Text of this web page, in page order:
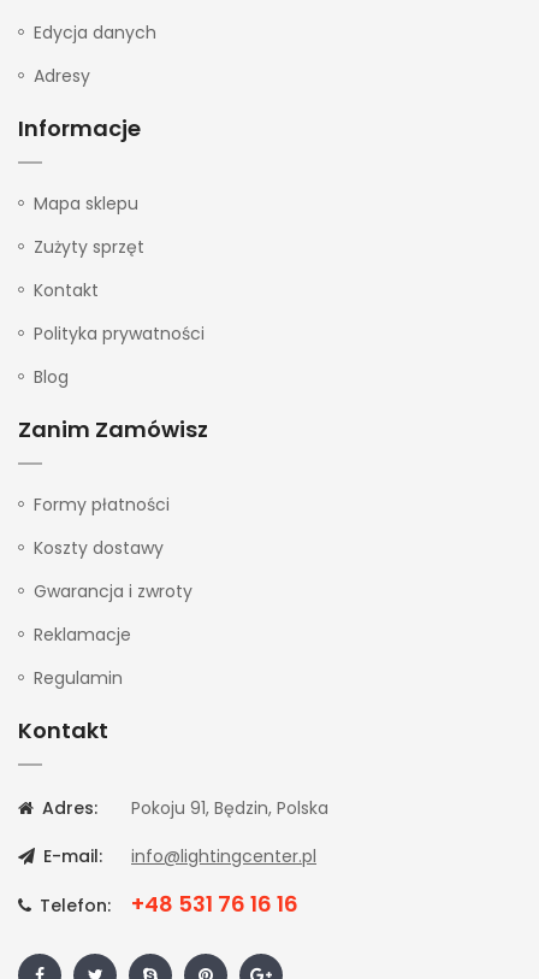
Edycja danych
Adresy
Informacje
Mapa sklepu
Zużyty sprzęt
Kontakt
Polityka prywatności
Blog
Zanim Zamówisz
Formy płatności
Koszty dostawy
Gwarancja i zwroty
Reklamacje
Regulamin
Kontakt
Adres:
Pokoju 91, Będzin, Polska
E-mail:
info@lightingcenter.pl
Telefon: +48 531 76 16 16